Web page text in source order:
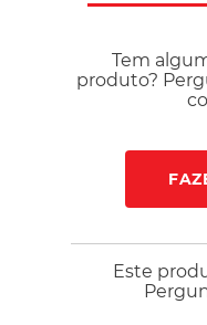
Tem
produto?
Este